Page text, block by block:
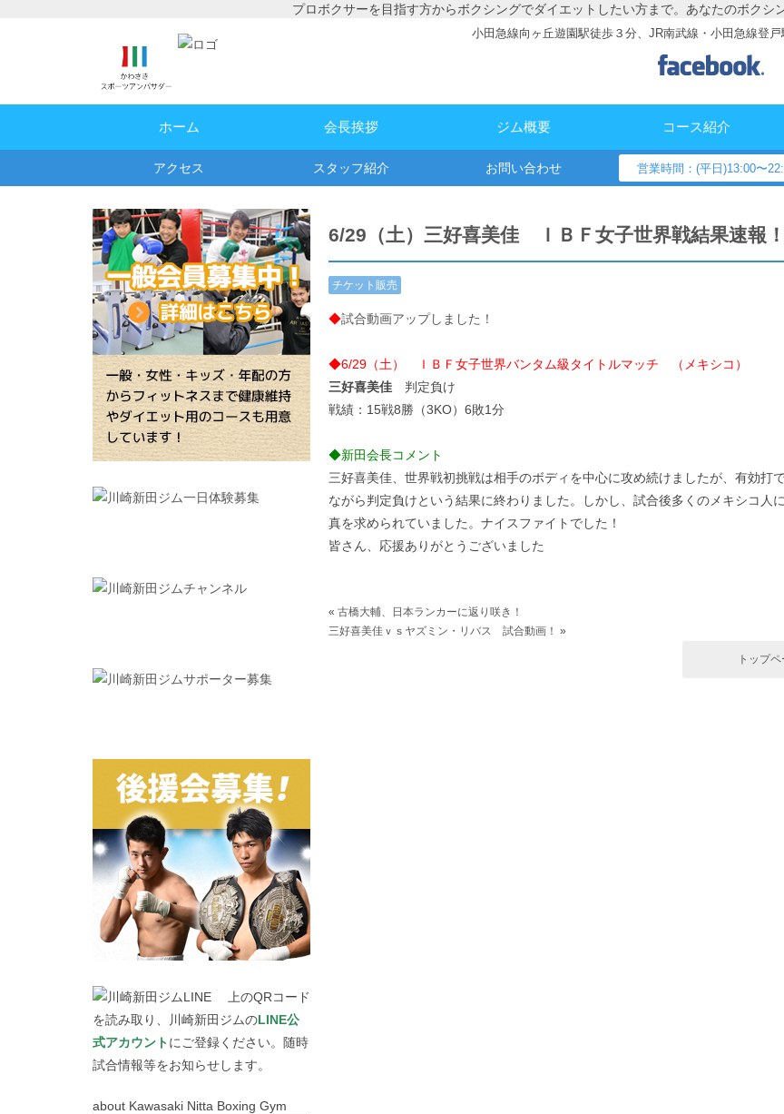
プロボクサーを目指す方からボクシングでダイエットしたい方まで。あなたのボクシ
小田急線向ヶ丘遊園駅徒歩３分、JR南武線・小田急線登
ホーム 会長挨拶 ジム概要 コース紹介
アクセス スタッフ紹介 お問い合わせ 営業時間：(平日)13:00〜
上のQRコード
を読み取り、川崎新田ジムのLINE公
式アカウントにご登録ください。随時
試合情報等をお知らせします。
about Kawasaki Nitta Boxing Gym
6/29（土）三好喜美佳 ＩＢＦ女子世界戦結果速報！
チケット販売
定・結果
◆試合動画アップしました！
◆6/29（土） ＩＢＦ女子世界バンタム級タイトルマッチ （メキシコ）
三好喜美佳 判定負け
戦績：15戦8勝（3KO）6敗1分
◆新田会長コメント
三好喜美佳、世界戦初挑戦は相手のボディを中心に攻め続けましたが、有効打
ながら判定負けという結果に終わりました。しかし、試合後多くのメキシコ人
真を求められていました。ナイスファイトでした！
皆さん、応援ありがとうございました
« 古橋大輔、日本ランカーに返り咲き！
三好喜美佳ｖｓヤズミン・リバス 試合動画！ »
トップ